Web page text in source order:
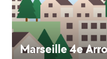
Marseille 4e